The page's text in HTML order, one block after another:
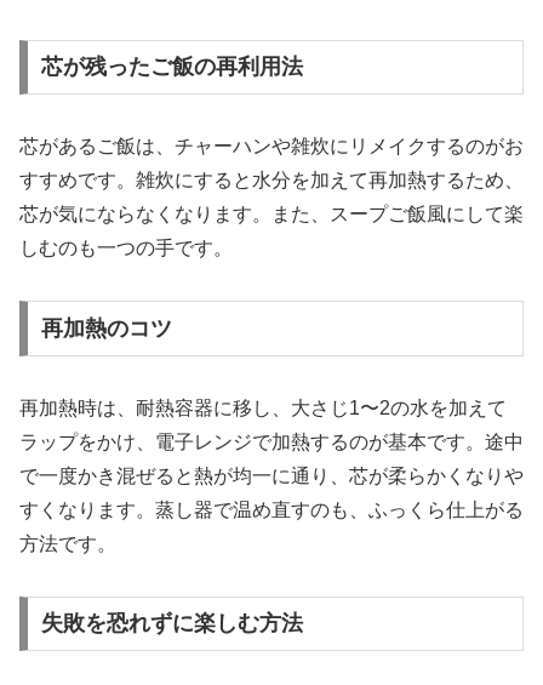
芯が残ったご飯の再利用法
芯があるご飯は、チャーハンや雑炊にリメイクするのがお
すすめです。雑炊にすると水分を加えて再加熱するため、
芯が気にならなくなります。また、スープご飯風にして楽
しむのも一つの手です。
再加熱のコツ
再加熱時は、耐熱容器に移し、大さじ1〜2の水を加えて
ラップをかけ、電子レンジで加熱するのが基本です。途中
で一度かき混ぜると熱が均一に通り、芯が柔らかくなりや
すくなります。蒸し器で温め直すのも、ふっくら仕上がる
方法です。
失敗を恐れずに楽しむ方法